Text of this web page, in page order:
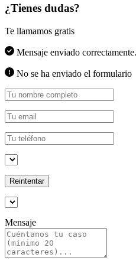
¿Tienes dudas?
Te llamamos gratis
Mensaje enviado correctamente.
No se ha enviado el formulario
Reintentar
Mensaje